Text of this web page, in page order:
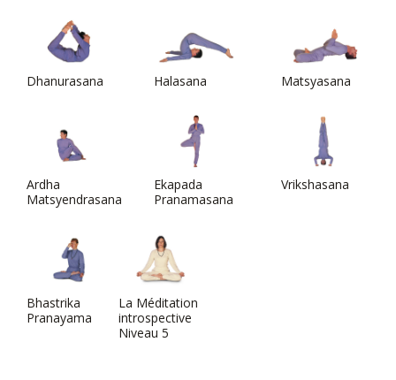
Dhanurasana Halasana Matsyasana
Ardha
Matsyendrasana
Ekapada
Pranamasana
Vrikshasana
Bhastrika
Pranayama
La Méditation
introspective
Niveau 5